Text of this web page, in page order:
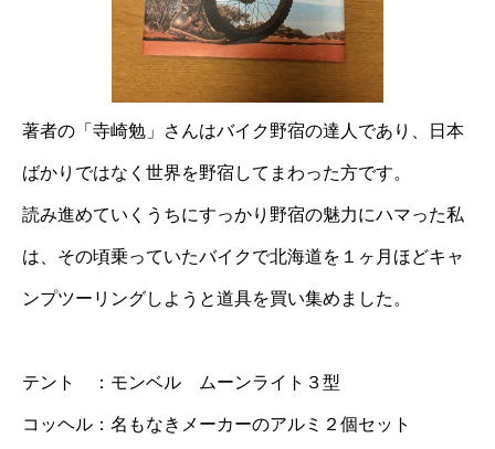
著者の「寺崎勉」さんはバイク野宿の達人であり、日本
ばかりではなく世界を野宿してまわった方です。
読み進めていくうちにすっかり野宿の魅力にハマった私
は、その頃乗っていたバイクで北海道を１ヶ月ほどキャ
ンプツーリングしようと道具を買い集めました。
テント ：モンベル ムーンライト３型
コッヘル：名もなきメーカーのアルミ２個セット